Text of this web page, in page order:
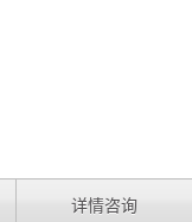
详情咨询